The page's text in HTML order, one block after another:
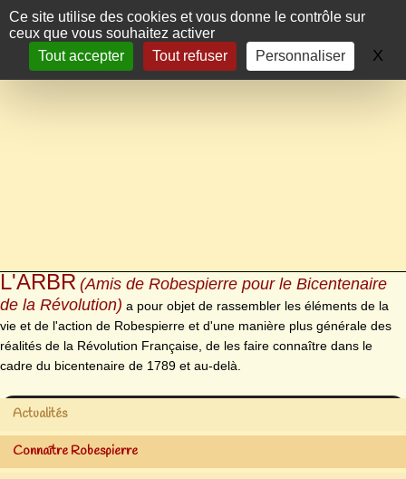
Panneau de gestion des cookies
Ce site utilise des cookies et vous donne le contrôle sur
ceux que vous souhaitez activer
Tout accepter
Tout refuser Personnaliser X
L'ARBR (Amis de Robespierre pour le Bicentenaire
de la Révolution) a pour objet de rassembler les éléments de la
vie et de l'action de Robespierre et d'une manière plus générale des
réalités de la Révolution Française, de les faire connaître dans le
cadre du bicentenaire de 1789 et au-delà.
Actualités
Connaître Robespierre